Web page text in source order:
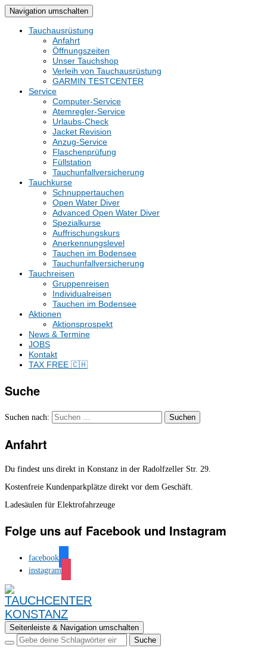
Navigation umschalten
Tauchausrüstung
Anfahrt
Öffnungszeiten
Unser Tauchshop
Verleih von Tauchausrüstung
GARMIN TESTCENTER
Service
Computer-Service
Atemregler-Service
Urlaubs-Check
Jacket Revision
Anzug-Service
Flaschenprüfung
Füllstation
Tauchunfallversicherung
Tauchkurse
Schnuppertauchen
Open Water Diver
Advanced Open Water Diver
Spezialkurse
Auffrischungskurs
Anerkennungslevel
Tauchen im Bodensee
Tauchunfallversicherung
Tauchreisen
Gruppenreisen
Individualreisen
Tauchen im Bodensee
Aktionen
Aktionsprospekt
News & Termine
JOBS
Kontakt
TAX FREE 🇨🇭
Suche
Suchen nach:
Anfahrt
Du findest uns direkt in Konstanz in der Radolfzeller Str. 29.
Kostenfreie Kundenparkplätze direkt vor dem Geschäft.
Ladesäulen für Elektrofahrzeuge
Folge uns auf Facebook und Instagram
facebook
instagram
Seitenleiste & Navigation umschalten